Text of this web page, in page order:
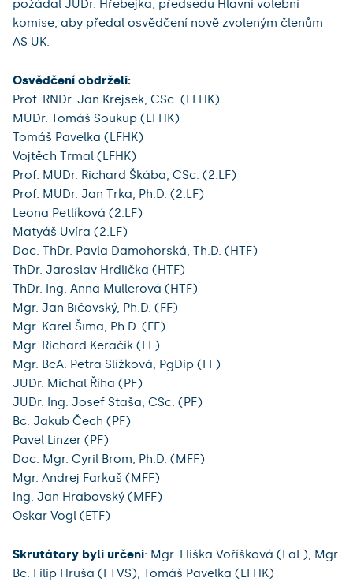
požádal JUDr. Hřebejka, předsedu Hlavní volební
komise, aby předal osvědčení nově zvoleným členům
AS UK.
Osvědčení obdrželi:
Prof. RNDr. Jan Krejsek, CSc. (LFHK)
MUDr. Tomáš Soukup (LFHK)
Tomáš Pavelka (LFHK)
Vojtěch Trmal (LFHK)
Prof. MUDr. Richard Škába, CSc. (2.LF)
Prof. MUDr. Jan Trka, Ph.D. (2.LF)
Leona Petlíková (2.LF)
Matyáš Uvíra (2.LF)
Doc. ThDr. Pavla Damohorská, Th.D. (HTF)
ThDr. Jaroslav Hrdlička (HTF)
ThDr. Ing. Anna Müllerová (HTF)
Mgr. Jan Bičovský, Ph.D. (FF)
Mgr. Karel Šima, Ph.D. (FF)
Mgr. Richard Keračík (FF)
Mgr. BcA. Petra Slížková, PgDip (FF)
JUDr. Michal Říha (PF)
JUDr. Ing. Josef Staša, CSc. (PF)
Bc. Jakub Čech (PF)
Pavel Linzer (PF)
Doc. Mgr. Cyril Brom, Ph.D. (MFF)
Mgr. Andrej Farkaš (MFF)
Ing. Jan Hrabovský (MFF)
Oskar Vogl (ETF)
Skrutátory byli určeni: Mgr. Eliška Voříšková (FaF), Mgr.
Bc. Filip Hruša (FTVS), Tomáš Pavelka (LFHK)